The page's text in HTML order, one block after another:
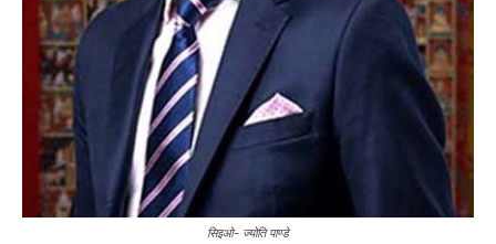
सिइओ- ज्योति पाण्डे